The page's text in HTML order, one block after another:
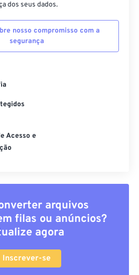
dos seus dados.
nosso compromisso com a
segurança
Acesso e
arquivos
filas ou anúncios?
agora
Inscrever-se